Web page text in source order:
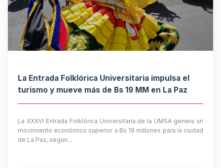
La Entrada Folklórica Universitaria impulsa el
turismo y mueve más de Bs 19 MM en La Paz
La XXXVI Entrada Folklórica Universitaria de la UMSA genera un
movimiento económico superior a Bs 19 millones para la ciudad
de La Paz, según...